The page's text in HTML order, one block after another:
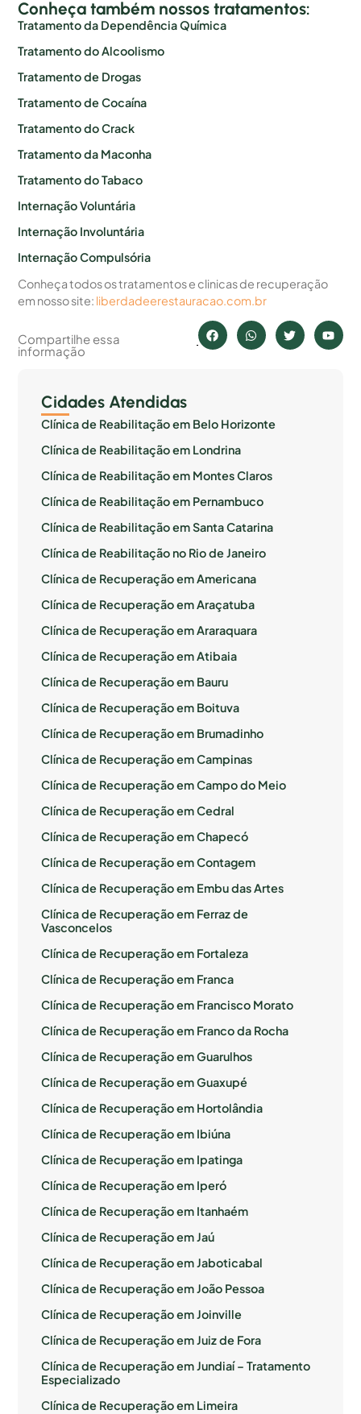
Conheça também nossos tratamentos:
Tratamento da Dependência Química
Tratamento do Alcoolismo
Tratamento de Drogas
Tratamento de Cocaína
Tratamento do Crack
Tratamento da Maconha
Tratamento do Tabaco
Internação Voluntária
Internação Involuntária
Internação Compulsória
Conheça todos os tratamentos e clinicas de recuperação
em nosso site: liberdadeerestauracao.com.br
Compartilhe essa
informação
Cidades Atendidas
Clínica de Reabilitação em Belo Horizonte
Clínica de Reabilitação em Londrina
Clínica de Reabilitação em Montes Claros
Clínica de Reabilitação em Pernambuco
Clínica de Reabilitação em Santa Catarina
Clínica de Reabilitação no Rio de Janeiro
Clínica de Recuperação em Americana
Clínica de Recuperação em Araçatuba
Clínica de Recuperação em Araraquara
Clínica de Recuperação em Atibaia
Clínica de Recuperação em Bauru
Clínica de Recuperação em Boituva
Clínica de Recuperação em Brumadinho
Clínica de Recuperação em Campinas
Clínica de Recuperação em Campo do Meio
Clínica de Recuperação em Cedral
Clínica de Recuperação em Chapecó
Clínica de Recuperação em Contagem
Clínica de Recuperação em Embu das Artes
Clínica de Recuperação em Ferraz de
Vasconcelos
Clínica de Recuperação em Fortaleza
Clínica de Recuperação em Franca
Clínica de Recuperação em Francisco Morato
Clínica de Recuperação em Franco da Rocha
Clínica de Recuperação em Guarulhos
Clínica de Recuperação em Guaxupé
Clínica de Recuperação em Hortolândia
Clínica de Recuperação em Ibiúna
Clínica de Recuperação em Ipatinga
Clínica de Recuperação em Iperó
Clínica de Recuperação em Itanhaém
Clínica de Recuperação em Jaú
Clínica de Recuperação em Jaboticabal
Clínica de Recuperação em João Pessoa
Clínica de Recuperação em Joinville
Clínica de Recuperação em Juiz de Fora
Clínica de Recuperação em Jundiaí – Tratamento
Especializado
Clínica de Recuperação em Limeira